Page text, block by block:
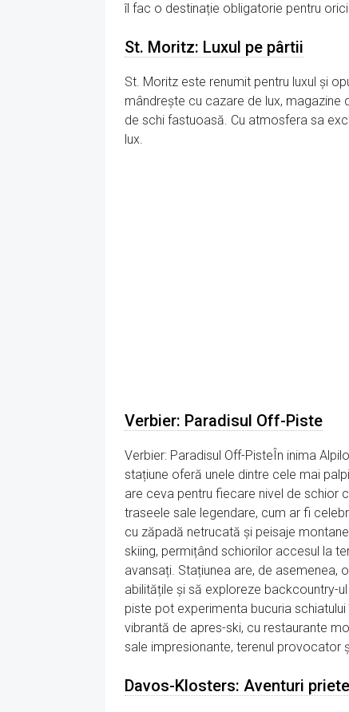
îl fac o destinație obligatorie pentru
St. Moritz: Luxul pe pârtii
St. Moritz este renumit pentru luxul și
mândrește cu cazare de lux,
de schi fastuoasă. Cu atmosfera sa
lux.
Verbier: Paradisul Off-Piste
Verbier: Paradisul Off-PisteÎn inima
stațiune oferă unele dintre cele mai
are ceva pentru fiecare nivel de schior
traseele sale legendare, cum ar fi
cu zăpadă netrucată și peisaje
skiing, permițând schiorilor accesul la
avansați. Stațiunea are, de asemenea,
abilitățile și să exploreze backcountry-
piste pot experimenta bucuria
vibrantă de apres-ski, cu restaurante
sale impresionante, terenul provocator
Davos-Klosters: Aventuri